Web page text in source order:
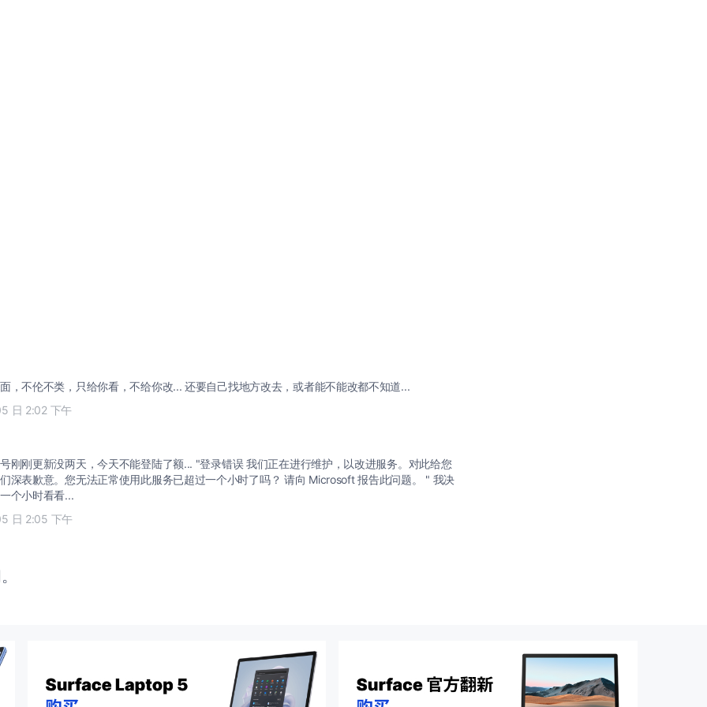
，不伦不类，只给你看，不给你改... 还要自己找地方改去，或者能不能改都不知道...
日 2:02 下午
两天，今天不能登陆了额... "登录错误 我们正在进行维护，以改进服务。对此给您
意。您无法正常使用此服务已超过一个小时了吗？ 请向 Microsoft 报告此问题。 " 我决
个小时看看...
日 2:05 下午